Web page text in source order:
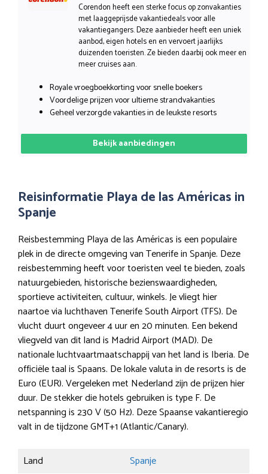
Corendon heeft een sterke focus op zonvakanties
met laaggeprijsde vakantiedeals voor alle
vakantiegangers. Deze aanbieder heeft een uniek
aanbod, eigen hotels en en vervoert jaarlijks
duizenden toeristen. Ze bieden daarbij ook meer en
meer cruises aan.
Royale vroegboekkorting voor snelle boekers
Voordelige prijzen voor ultieme strandvakanties
Geheel verzorgde vakanties in de leukste resorts
Bekijk aanbiedingen
Reisinformatie Playa de las Américas in
Spanje
Reisbestemming Playa de las Américas is een populaire
plek in de directe omgeving van Tenerife in Spanje. Deze
reisbestemming heeft voor toeristen veel te bieden, zoals
natuurgebieden, historische bezienswaardigheden,
sportieve activiteiten, cultuur, winkels. Je vliegt hier
naartoe via luchthaven Tenerife South Airport (TFS). De
vlucht duurt ongeveer 4 uur en 20 minuten. Een bekend
vliegveld van dit land is Madrid Airport (MAD). De
nationale luchtvaartmaatschappij van het land is Iberia. De
officiële taal is Spaans. De lokale valuta in de resorts is de
Euro (EUR). Vergeleken met Nederland zijn de prijzen hier
duur. De stekker die hotels gebruiken is type F. De
netspanning is 230 V (50 Hz). Deze Spaanse vakantieregio
valt in de tijdzone GMT+1 (Atlantic/Canary).
Land Spanje